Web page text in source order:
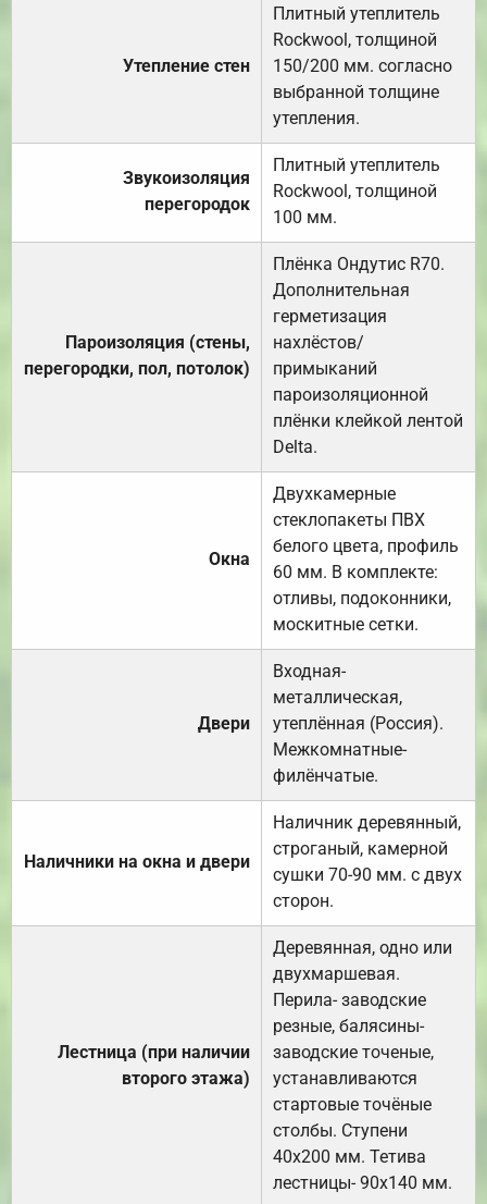
Утепление стен
Плитный утеплитель
Rockwool, толщиной
150/200 мм. согласно
выбранной толщине
утепления.
Звукоизоляция
перегородок
Плитный утеплитель
Rockwool, толщиной
100 мм.
Пароизоляция (стены,
перегородки, пол, потолок)
Плёнка Ондутис R70.
Дополнительная
герметизация
нахлёстов/
примыканий
пароизоляционной
плёнки клейкой лентой
Delta.
Окна
Двухкамерные
стеклопакеты ПВХ
белого цвета, профиль
60 мм. В комплекте:
отливы, подоконники,
москитные сетки.
Двери
Входная-
металлическая,
утеплённая (Россия).
Межкомнатные-
филёнчатые.
Наличники на окна и двери
Наличник деревянный,
строганый, камерной
сушки 70-90 мм. с двух
сторон.
Лестница (при наличии
второго этажа)
Деревянная, одно или
двухмаршевая.
Перила- заводские
резные, балясины-
заводские точеные,
устанавливаются
стартовые точёные
столбы. Ступени
40х200 мм. Тетива
лестницы- 90х140 мм.